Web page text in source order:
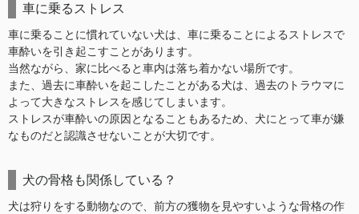
車に乗るストレス
車に乗ることに慣れていない犬は、車に乗ることによるストレスで
車酔いを引き起こすことがあります。
当然ながら、家に比べると車内は落ち着かない場所です。
また、過去に車酔いを起こしたことがある犬は、過去のトラウマに
よって大きなストレスを感じてしまいます。
ストレスが車酔いの原因となることもあるため、犬にとって車が嫌
なものだと認識させないことが大切です。
犬の骨格も関係している？
犬は狩りをする動物なので、前方の獲物を見やすいような骨格の作